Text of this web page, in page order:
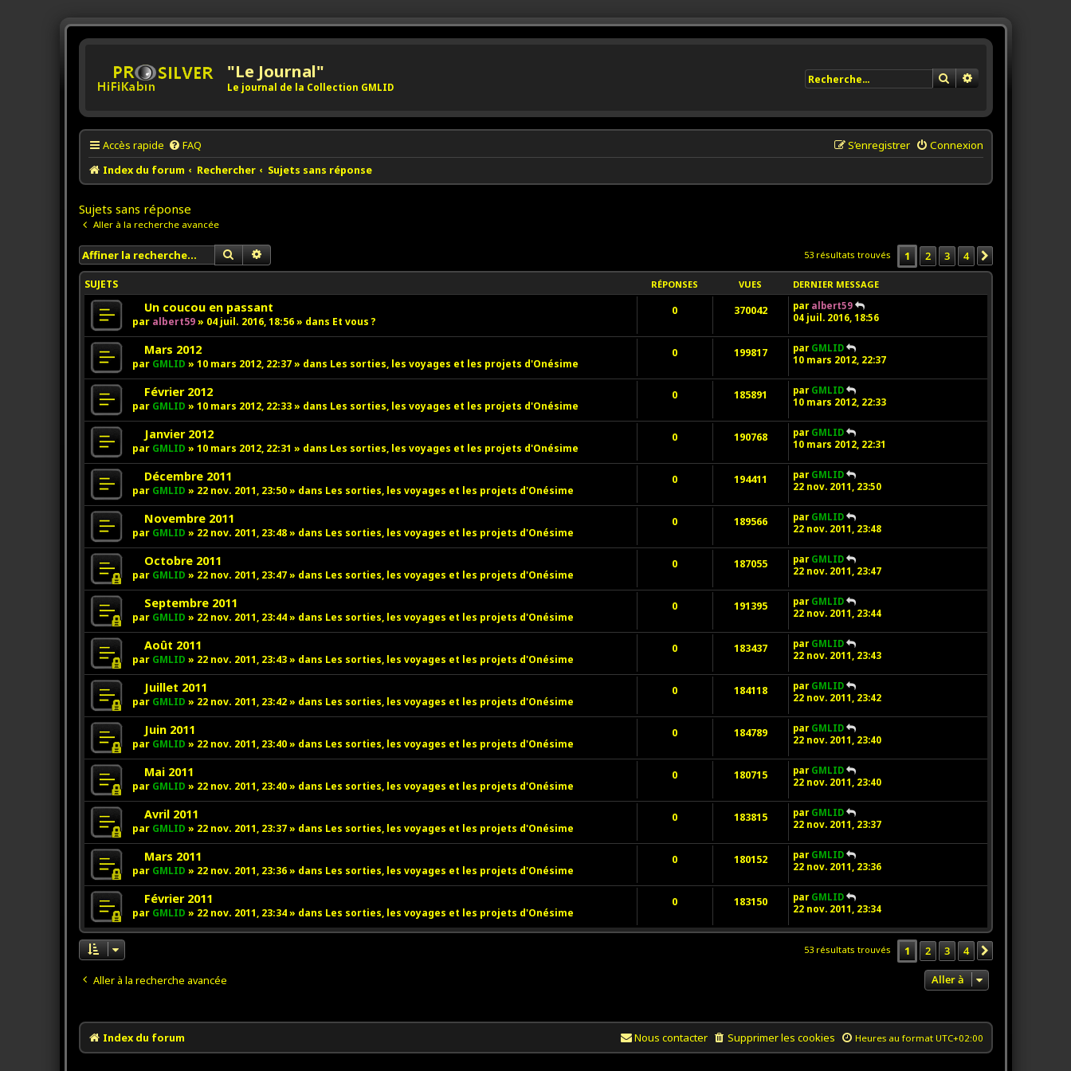
"Le Journal"
Le journal de la Collection GMLID
RechercherRecherche avancée
Accès rapide FAQ Connexion
S’enregistrer
Index du forum
Rechercher Sujets sans réponse
Sujets sans réponse
Aller à la recherche avancée
Rechercher 53 résultats trouvés 1 2 3 4
SUJETS RÉPONSES VUES DERNIER MESSAGE
N
o
v
e
u
m
e
s
s
a
g
e
Un coucou en passant
par albert59» 04 juil. 2016, 18:56» dans Et vous ?
0 370042 par albert59
04 juil. 2016, 18:56
N
o
v
e
u
m
e
s
s
a
g
e
Mars 2012
par GMLID » 10 mars 2012, 22:37» dans Les sorties, les voyages et les projets d'Onésime
0 199817 par GMLID
10 mars 2012, 22:37
N
o
v
e
u
m
e
s
s
a
g
e
Février 2012
par GMLID » 10 mars 2012, 22:33» dans Les sorties, les voyages et les projets d'Onésime
0 185891 par GMLID
10 mars 2012, 22:33
N
o
v
e
u
m
e
s
s
a
g
e
Janvier 2012
par GMLID » 10 mars 2012, 22:31 » dans Les sorties, les voyages et les projets d'Onésime
0 190768 par GMLID
10 mars 2012, 22:31
N
o
v
e
u
m
e
s
s
a
g
e
Décembre 2011
par GMLID » 22 nov. 2011, 23:50» dans Les sorties, les voyages et les projets d'Onésime
0 194411 par GMLID
22 nov. 2011, 23:50
N
o
v
e
u
m
e
s
s
a
g
e
Novembre 2011
par GMLID » 22 nov. 2011, 23:48» dans Les sorties, les voyages et les projets d'Onésime
0 189566 par GMLID
22 nov. 2011, 23:48
N
o
v
e
u
m
e
s
s
a
g
e
Octobre 2011
par GMLID » 22 nov. 2011, 23:47» dans Les sorties, les voyages et les projets d'Onésime
0 187055 par GMLID
22 nov. 2011, 23:47
N
o
v
e
u
m
e
s
s
a
g
e
Septembre 2011
par GMLID » 22 nov. 2011, 23:44» dans Les sorties, les voyages et les projets d'Onésime
0 191395 par GMLID
22 nov. 2011, 23:44
N
o
v
e
u
m
e
s
s
a
g
e
Août 2011
par GMLID » 22 nov. 2011, 23:43» dans Les sorties, les voyages et les projets d'Onésime
0 183437 par GMLID
22 nov. 2011, 23:43
N
o
v
e
u
m
e
s
s
a
g
e
Juillet 2011
par GMLID » 22 nov. 2011, 23:42» dans Les sorties, les voyages et les projets d'Onésime
0 184118 par GMLID
22 nov. 2011, 23:42
N
o
v
e
u
m
e
s
s
a
g
e
Juin 2011
par GMLID » 22 nov. 2011, 23:40» dans Les sorties, les voyages et les projets d'Onésime
0 184789 par GMLID
22 nov. 2011, 23:40
N
o
v
e
u
m
e
s
s
a
g
Mai 2011
par GMLID » 22 nov. 2011, 23:40» dans Les sorties, les voyages et les projets d'Onésime
0 180715 par GMLID
22 nov. 2011, 23:40
N
o
v
e
u
m
e
s
e
Avril 2011
par GMLID » 22 nov. 2011, 23:37» dans Les sorties, les voyages et les projets d'Onésime
0 183815 par GMLID
22 nov. 2011, 23:37
N
o
v
e
u
s
e
Mars 2011
par GMLID » 22 nov. 2011, 23:36» dans Les sorties, les voyages et les projets d'Onésime
0 180152 par GMLID
22 nov. 2011, 23:36
N
o
v
u
s
s
a
Février 2011
par GMLID » 22 nov. 2011, 23:34» dans Les sorties, les voyages et les projets d'Onésime
0 183150 par GMLID
22 nov. 2011, 23:34
53 résultats trouvés 1 2 3 4
Aller à la recherche avancée
Aller à
Index du forum Heures au format UTC+02:00
Supprimer les cookies
Nous contacter